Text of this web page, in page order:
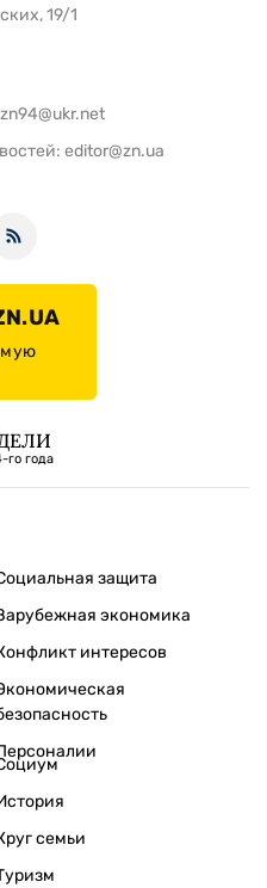
19/1
zn94@ukr.net
editor@zn.ua
го года
защита
экономика
интересов
семьи